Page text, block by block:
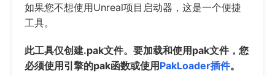
如果您不想使用Unreal项目启动器，这是一个便捷
工具。
此工具仅创建.pak文件。要加载和使用pak文件，您
必须使用引擎的pak函数或使用PakLoader插件。